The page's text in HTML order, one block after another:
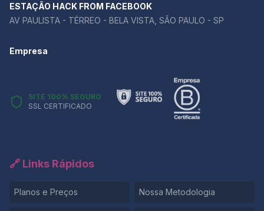
ESTAÇÃO HACK FROM FACEBOOK
AV PAULISTA - TÉRREO - BELA VISTA, SÃO PAULO - SP
Empresa
SITE 100% SEGURO
SSL CERTIFICADO
🔗 Links Rápidos
Planos e Preços Nossa Metodologia